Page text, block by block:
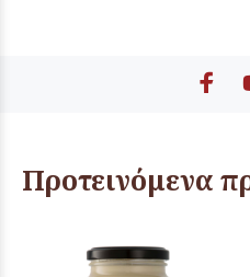
Προτεινόμενα